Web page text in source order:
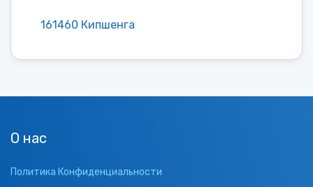
161460 Кипшенга
О нас
Политика Конфиденциальности